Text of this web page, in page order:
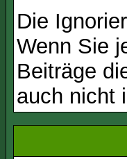
Die
Wenn Sie
Beiträge
auch nicht